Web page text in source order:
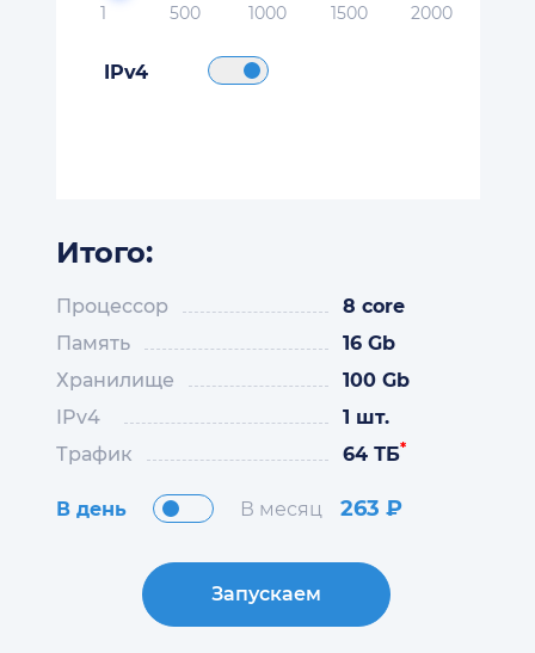
1 500 1000 1500 2000
IPv4
Итого:
Процессор
8 core
Память
16 Gb
Хранилище
100 Gb
IPv4
1 шт.
Трафик
64 ТБ*
В день В месяц 263 ₽
Запускаем